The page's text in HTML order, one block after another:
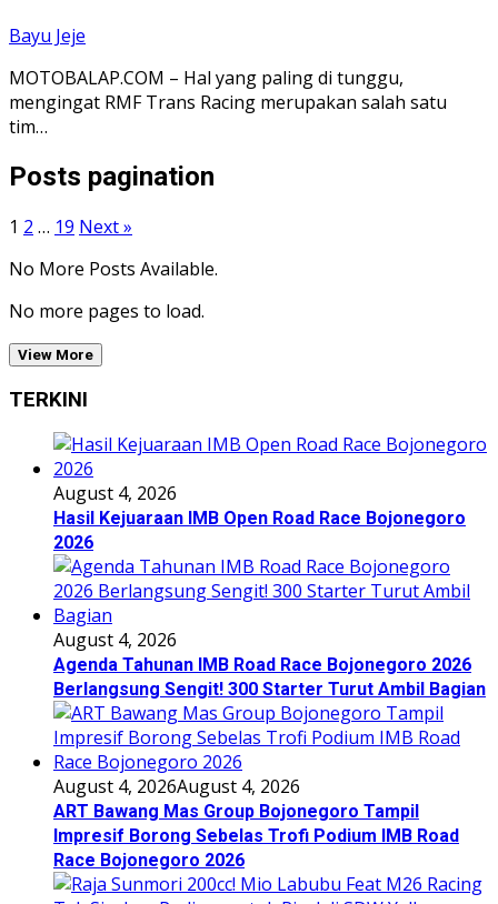
Bayu Jeje
MOTOBALAP.COM – Hal yang paling di tunggu,
mengingat RMF Trans Racing merupakan salah satu
tim…
Posts pagination
1 2 … 19 Next »
No More Posts Available.
No more pages to load.
View More
TERKINI
August 4, 2026
Hasil Kejuaraan IMB Open Road Race Bojonegoro
2026
August 4, 2026
Agenda Tahunan IMB Road Race Bojonegoro 2026
Berlangsung Sengit! 300 Starter Turut Ambil Bagian
August 4, 2026August 4, 2026
ART Bawang Mas Group Bojonegoro Tampil
Impresif Borong Sebelas Trofi Podium IMB Road
Race Bojonegoro 2026